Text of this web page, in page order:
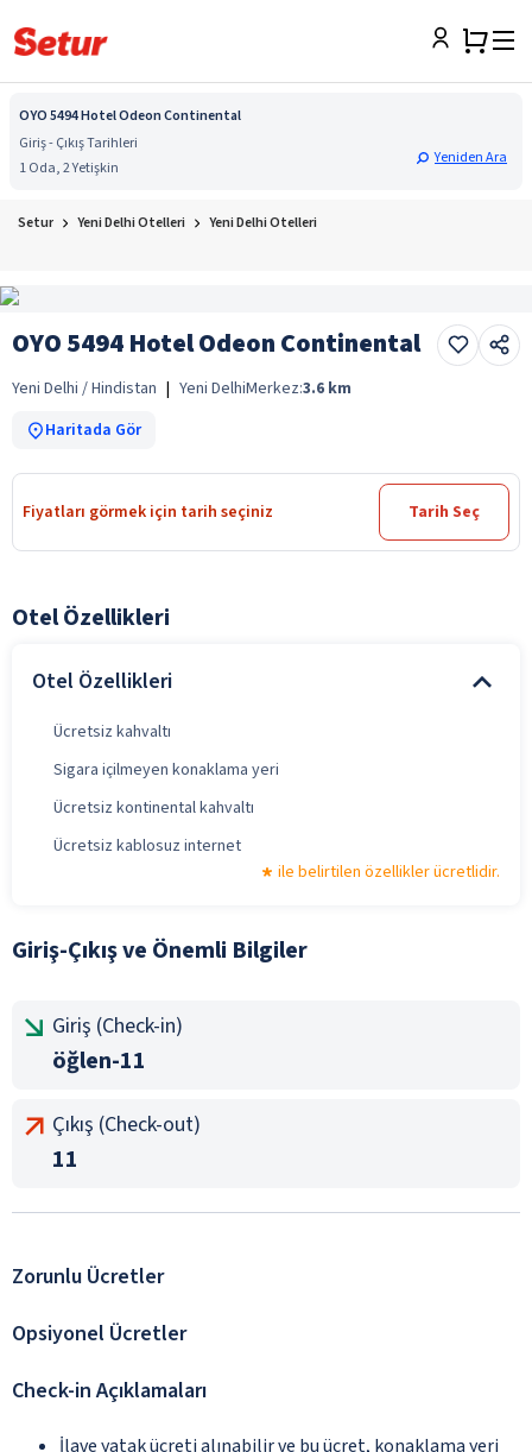
OYO 5494 Hotel Odeon Continental
Giriş - Çıkış Tarihleri
1 Oda, 2 Yetişkin
Yeniden Ara
Setur Yeni Delhi Otelleri Yeni Delhi Otelleri
OYO 5494 Hotel Odeon Continental
Yeni Delhi / Hindistan | Yeni DelhiMerkez:3.6 km
Haritada Gör
Fiyatları görmek için tarih seçiniz Tarih Seç
Otel Özellikleri
Otel Özellikleri
Ücretsiz kahvaltı
Sigara içilmeyen konaklama yeri
Ücretsiz kontinental kahvaltı
Ücretsiz kablosuz internet
ile belirtilen özellikler ücretlidir.
Giriş-Çıkış ve Önemli Bilgiler
Giriş (Check-in)
öğlen-11
Çıkış (Check-out)
11
Zorunlu Ücretler
Opsiyonel Ücretler
Check-in Açıklamaları
İlave yatak ücreti alınabilir ve bu ücret, konaklama yeri